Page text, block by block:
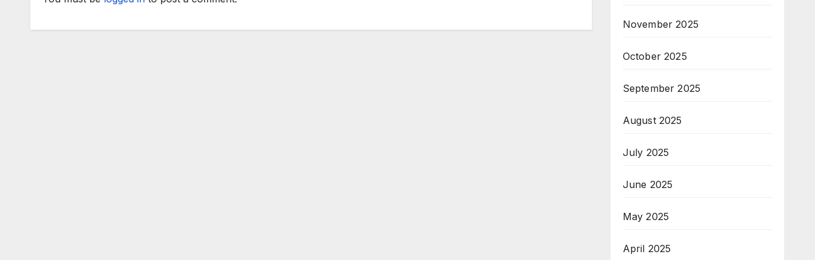
November 2025
October 2025
September 2025
August 2025
July 2025
June 2025
May 2025
April 2025